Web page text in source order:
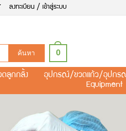
ลงทะเบียน / เข้าสู่ระบบ
ค้นหา 0
ลูกกลิ้ง
อุปกรณ์/ขวดแก้ว/อุปกร
Equipment